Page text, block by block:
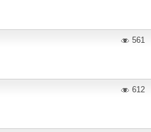
561
612